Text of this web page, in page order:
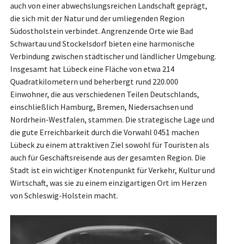
auch von einer abwechslungsreichen Landschaft geprägt,
die sich mit der Natur und der umliegenden Region
Südostholstein verbindet. Angrenzende Orte wie Bad
Schwartau und Stockelsdorf bieten eine harmonische
Verbindung zwischen städtischer und ländlicher Umgebung.
Insgesamt hat Lübeck eine Fläche von etwa 214
Quadratkilometern und beherbergt rund 220.000
Einwohner, die aus verschiedenen Teilen Deutschlands,
einschließlich Hamburg, Bremen, Niedersachsen und
Nordrhein-Westfalen, stammen. Die strategische Lage und
die gute Erreichbarkeit durch die Vorwahl 0451 machen
Lübeck zu einem attraktiven Ziel sowohl für Touristen als
auch für Geschäftsreisende aus der gesamten Region. Die
Stadt ist ein wichtiger Knotenpunkt für Verkehr, Kultur und
Wirtschaft, was sie zu einem einzigartigen Ort im Herzen
von Schleswig-Holstein macht.